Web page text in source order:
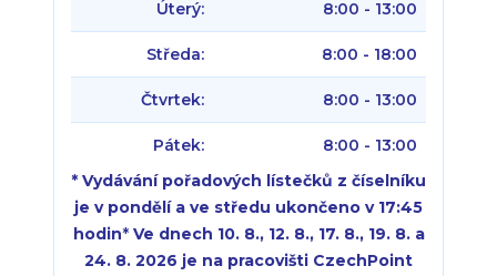
Úterý: 8:00 - 13:00
Středa: 8:00 - 18:00
Čtvrtek: 8:00 - 13:00
Pátek:
8:00 - 13:00
* Vydávání pořadových lístečků z číselníku
je v pondělí a ve středu ukončeno v 17:45
hodin* Ve dnech 10. 8., 12. 8., 17. 8., 19. 8. a
24. 8. 2026 je na pracovišti CzechPoint